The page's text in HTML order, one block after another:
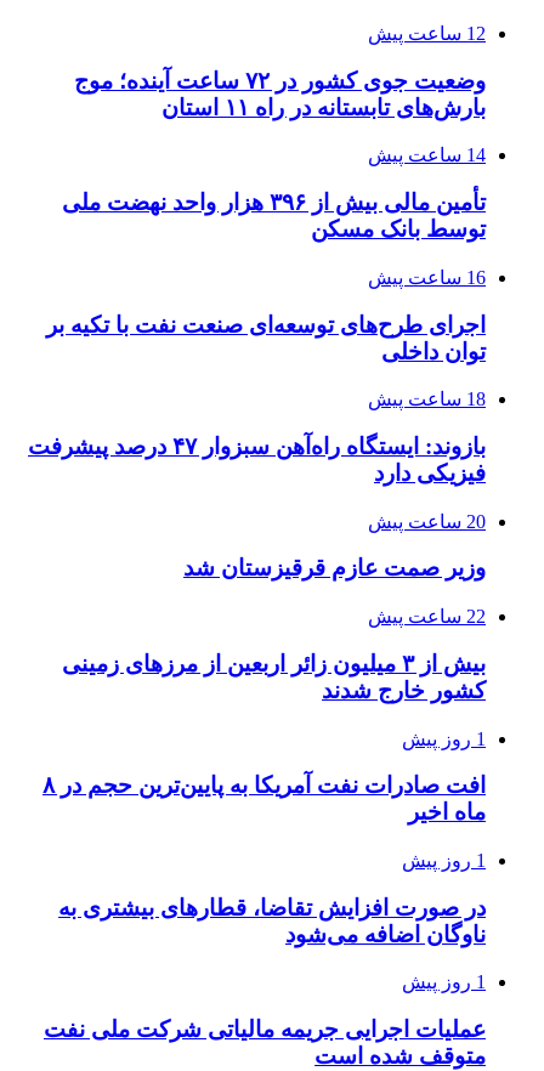
12 ساعت پیش
وضعیت جوی کشور در ۷۲ ساعت آینده؛ موج
بارش‌های تابستانه در راه ۱۱ استان
14 ساعت پیش
تأمین مالی بیش از ۳۹۶ هزار واحد نهضت ملی
توسط بانک مسکن
16 ساعت پیش
اجرای طرح‌های توسعه‌ای صنعت نفت با تکیه بر
توان داخلی
18 ساعت پیش
بازوند: ایستگاه راه‌آهن سبزوار ۴۷ درصد پیشرفت
فیزیکی دارد
20 ساعت پیش
وزیر صمت عازم قرقیزستان شد
22 ساعت پیش
بیش از ۳ میلیون زائر اربعین از مرزهای زمینی
کشور خارج شدند
1 روز پیش
افت صادرات نفت آمریکا به پایین‌ترین حجم در ۸
ماه اخیر
1 روز پیش
در صورت افزایش تقاضا، قطارهای بیشتری به
ناوگان اضافه می‌شود
1 روز پیش
عملیات اجرایی جریمه مالیاتی شرکت ملی نفت
متوقف شده است